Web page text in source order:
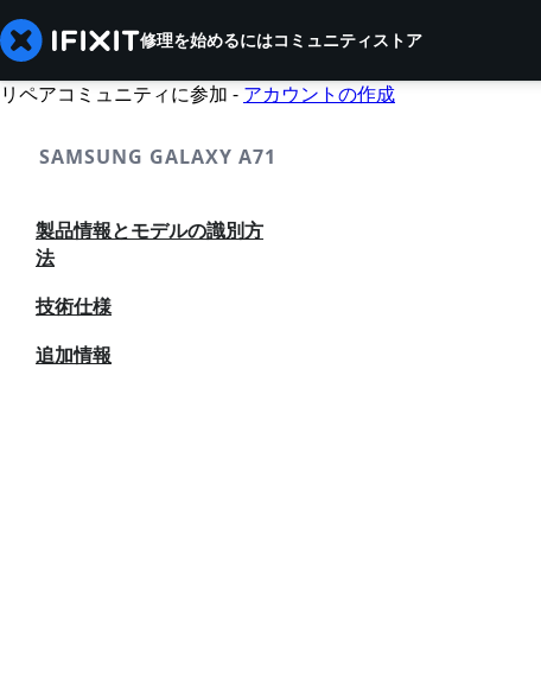
修理を始めるにはコミュニティストア
リペアコミュニティに参加 - アカウントの作成
SAMSUNG GALAXY A71
製品情報とモデルの識別方
法
技術仕様
追加情報